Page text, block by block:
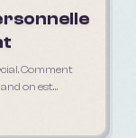
Comment
on est